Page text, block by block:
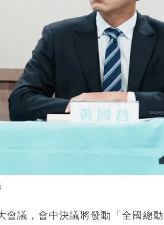
議，會中決議將發動「全國總